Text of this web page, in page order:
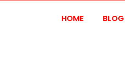
HOME BLOG